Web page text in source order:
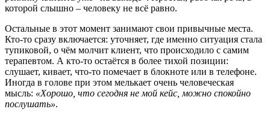
которой слышно – человеку не всё равно.
Остальные в этот момент занимают свои привычные места.
Кто-то сразу включается: уточняет, где именно ситуация стала
тупиковой, о чём молчит клиент, что происходило с самим
терапевтом. А кто-то остаётся в более тихой позиции:
слушает, кивает, что-то помечает в блокноте или в телефоне.
Иногда в голове при этом мелькает очень человеческая
мысль: «Хорошо, что сегодня не мой кейс, можно спокойно
послушать».